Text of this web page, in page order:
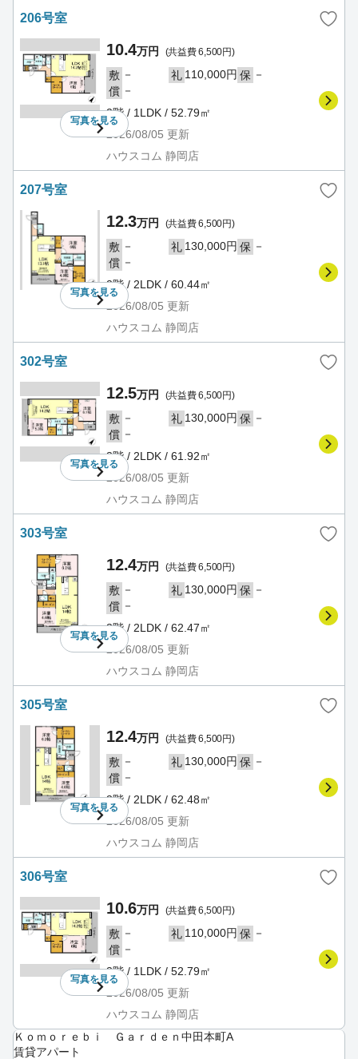
206号室
写真を見る
10.4万円 (共益費 6,500円)
敷 － 礼 110,000円 保 －
償 －
2階 / 1LDK / 52.79㎡
2026/08/05 更新
ハウスコム 静岡店
207号室
写真を見る
12.3万円 (共益費 6,500円)
敷 － 礼 130,000円 保 －
償 －
2階 / 2LDK / 60.44㎡
2026/08/05 更新
ハウスコム 静岡店
302号室
写真を見る
12.5万円 (共益費 6,500円)
敷 － 礼 130,000円 保 －
償 －
3階 / 2LDK / 61.92㎡
2026/08/05 更新
ハウスコム 静岡店
303号室
写真を見る
12.4万円 (共益費 6,500円)
敷 － 礼 130,000円 保 －
償 －
3階 / 2LDK / 62.47㎡
2026/08/05 更新
ハウスコム 静岡店
305号室
写真を見る
12.4万円 (共益費 6,500円)
敷 － 礼 130,000円 保 －
償 －
3階 / 2LDK / 62.48㎡
2026/08/05 更新
ハウスコム 静岡店
306号室
写真を見る
10.6万円 (共益費 6,500円)
敷 － 礼 110,000円 保 －
償 －
3階 / 1LDK / 52.79㎡
2026/08/05 更新
ハウスコム 静岡店
Ｋｏｍｏｒｅｂｉ Ｇａｒｄｅｎ中田本町A
賃貸アパート